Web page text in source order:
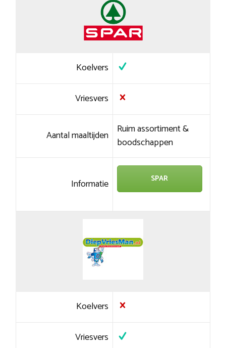
Koelvers
Vriesvers
Aantal maaltijden Ruim assortiment &
boodschappen
Informatie SPAR
Koelvers
Vriesvers